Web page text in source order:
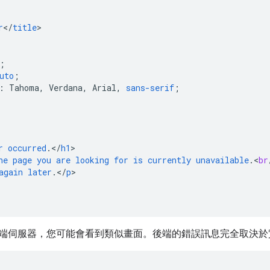
</title>
;
;
Tahoma, Verdana, Arial, sans-serif ;
occurred .</h1 >
page you are looking for is currently unavailable. <br
later .</p>
伺服器，您可能會看到類似畫面。後端的錯誤訊息完全取決